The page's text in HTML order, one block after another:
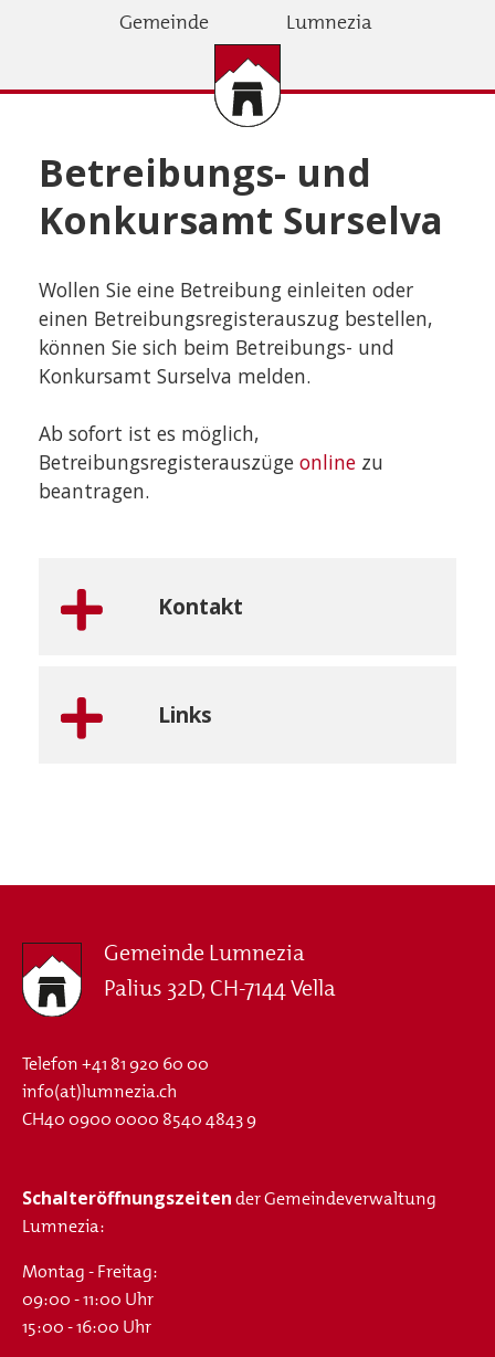
Gemeinde Lumnezia
Betreibungs- und
Konkursamt Surselva
Wollen Sie eine Betreibung einleiten oder
einen Betreibungsregisterauszug bestellen,
können Sie sich beim Betreibungs- und
Konkursamt Surselva melden.
Ab sofort ist es möglich,
Betreibungsregisterauszüge online zu
beantragen.
Kontakt
Links
Gemeinde Lumnezia
Palius 32D, CH-7144 Vella
Telefon+41 81 920 60 00
info(at)lumnezia.ch
CH40 0900 0000 8540 4843 9
Schalteröffnungszeitender Gemeindeverwaltung
Lumnezia:
Montag - Freitag:
09:00 - 11:00 Uhr
15:00 - 16:00 Uhr